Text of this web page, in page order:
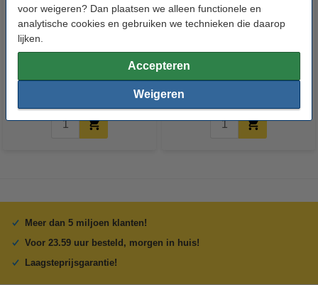
voor weigeren? Dan plaatsen we alleen functionele en
analytische cookies en gebruiken we technieken die daarop
lijken.
Accepteren
Weigeren
123accu Xtreme Power AAA /
€ 14,50 € 13,05 Inclusief 21%
123accu Xtreme Power
€ 5,95 € 5,36 Inclusief 21% BTW
Meer dan 5 miljoen klanten!
Voor 23.59 uur besteld, morgen in huis!
Laagsteprijsgarantie!